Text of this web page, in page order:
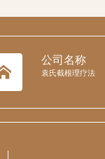
公司名称
袁氏截根理疗法
|